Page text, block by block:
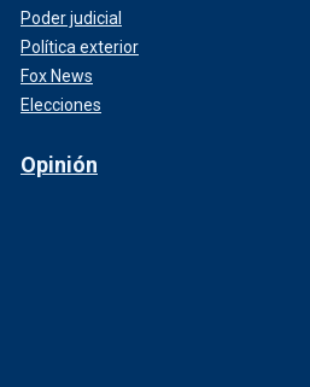
Poder judicial
Política exterior
Fox News
Elecciones
Opinión